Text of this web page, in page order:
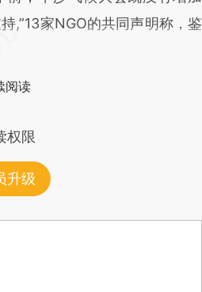
,”13家NGO的共同声明称，鉴
阅读
权限
升级